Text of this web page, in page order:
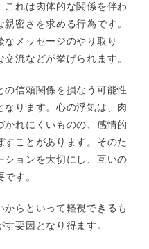
これは肉体的な関係を伴わ
密さを求める行為です。
メッセージのやり取り
流などが挙げられます。
の信頼関係を損なう可能性
ります。心の浮気は、肉
れにくいものの、感情的
ことがあります。そのた
ションを大切にし、互いの
す。
らといって軽視できるも
要因となり得ます。